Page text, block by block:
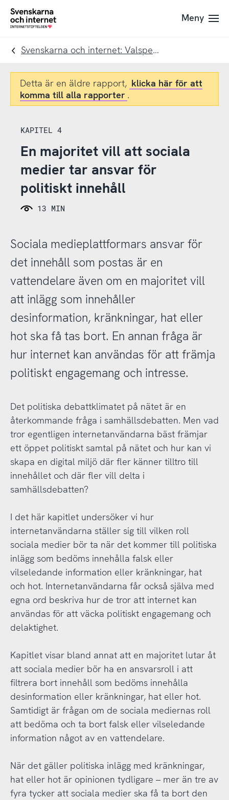
Till
navigation
Till
innehåll
To
Meny
Svenskarna och internet: Valspecial 2022
Detta är en äldre rapport, klicka här för att
komma till alla rapporter .
KAPITEL 4
En majoritet vill att sociala
medier tar ansvar för
politiskt innehåll
13 MIN
Sociala medieplattformars ansvar för
det innehåll som postas är en
vattendelare även om en majoritet vill
att inlägg som innehåller
desinformation, kränkningar, hat eller
hot ska få tas bort. En annan fråga är
hur internet kan användas för att främja
politiskt engagemang och intresse.
Det politiska debattklimatet på nätet är en
återkommande fråga i samhällsdebatten. Men vad
tror egentligen internetanvändarna bäst främjar
ett öppet politiskt samtal på nätet och hur kan vi
skapa en digital miljö där fler känner tilltro till
innehållet och där fler vill delta i
samhällsdebatten?
I det här kapitlet undersöker vi hur
internetanvändarna ställer sig till vilken roll
sociala medier bör ta när det kommer till politiska
inlägg som bedöms innehålla falsk eller
vilseledande information eller kränkningar, hat
och hot. Internetanvändarna får också själva med
egna ord beskriva hur de tror att internet kan
användas för att väcka politiskt engagemang och
delaktighet.
Kapitlet visar bland annat att en majoritet lutar åt
att sociala medier bör ha en ansvarsroll i att
filtrera bort innehåll som bedöms innehålla
desinformation eller kränkningar, hat eller hot.
Samtidigt är frågan om de sociala mediernas roll
att bedöma och ta bort falsk eller vilseledande
information något av en vattendelare.
När det gäller politiska inlägg med kränkningar,
hat eller hot är opinionen tydligare – mer än tre av
fyra tycker att sociala medier ska få ta bort den